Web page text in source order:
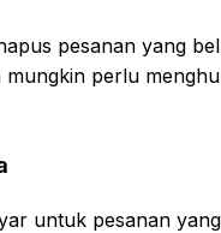
pesanan yang
perlu
untuk pesanan